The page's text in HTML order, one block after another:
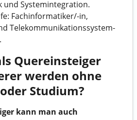
und Systemintegration.
Fachinformatiker/-in,
Telekommunikationssystem-
Quereinsteiger
werden ohne
Studium?
kann man auch